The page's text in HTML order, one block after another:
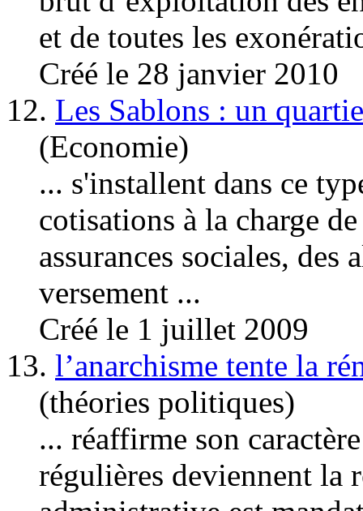
et de toutes les
Créé le 28 janvier 2010
12. Les Sablons : un
(Economie)
... s'installent dans ce
cotisations à la charge
assurances sociales,
versement ...
Créé le 1 juillet 2009
13. l’anarchisme tente la
(théories politiques)
... réaffirme son
régulières deviennent la